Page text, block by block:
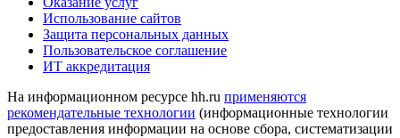
Использование сайтов
Защита персональных данных
Пользовательское соглашение
ИТ аккредитация
На информационном ресурсе hh.ru применяются
рекомендательные технологии (информационные технологии
предоставления информации на основе сбора, систематизации